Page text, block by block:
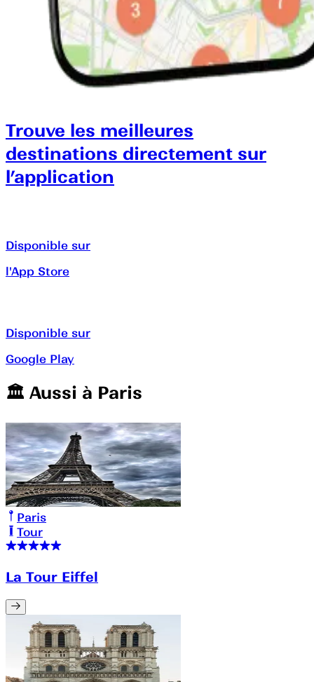
Trouve les meilleures
destinations directement sur
l’application
Disponible sur
l'App Store
Disponible sur
Google Play
🏛️️ Aussi à Paris
Paris
Tour
La Tour Eiffel